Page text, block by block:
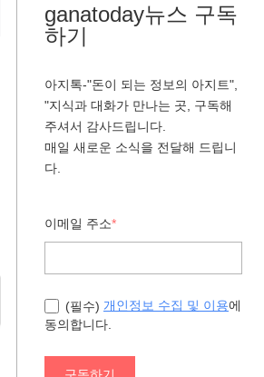
ganatoday뉴스 구독
하기
아지톡-"돈이 되는 정보의 아지트",
"지식과 대화가 만나는 곳, 구독해
주셔서 감사드립니다.
매일 새로운 소식을 전달해 드립니
다.
이메일 주소*
(필수) 개인정보 수집 및 이용에
동의합니다.
구독하기